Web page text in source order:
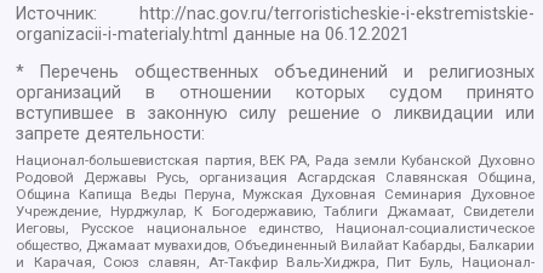
Источник:
http://nac.gov.ru/terroristicheskie-i-ekstremistskie-
organizacii-i-materialy.html данные на06.12.2021
* Перечень общественных объединений и религиозных
организаций в отношении которых судом принято
вступившее в законную силу решение о ликвидации или
запрете деятельности:
Национал-большевистская партия, ВЕК РА, Рада земли Кубанской Духовно
Родовой Державы Русь, организация Асгардская Славянская Община,
Община Капища Веды Перуна, Мужская Духовная Семинария Духовное
Учреждение, Нурджулар, К Богодержавию, Таблиги Джамаат, Свидетели
Иеговы, Русское национальное единство, Национал-социалистическое
общество, Джамаат мувахидов, Объединенный Вилайат Кабарды, Балкарии
и Карачая, Союз славян, Ат-Такфир Валь-Хиджра, Пит Буль, Национал-